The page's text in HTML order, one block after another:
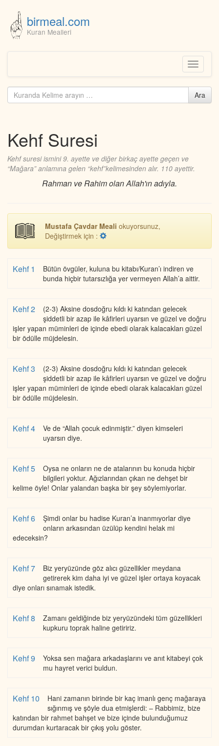
birmeal.com
Kuran Mealleri
Toggle
Kuranda
ara...
Ara
Kehf Suresi
Kehf suresi ismini 9. ayette ve diğer birkaç ayette geçen ve
“Mağara” anlamına gelen “kehf”kelimesinden alır. 110 ayettir.
Rahman ve Rahim olan Allah'ın adıyla.
Mustafa Çavdar Meali okuyorsunuz,
Değiştirmek için :
Kehf 1
Bütün övgüler, kuluna bu kitabı/Kuran’ı indiren ve
bunda hiçbir tutarsızlığa yer vermeyen Allah’a aittir.
Kehf 2
(2-3) Aksine dosdoğru kıldı ki katından gelecek
şiddetli bir azap ile kâfirleri uyarsın ve güzel ve doğru
işler yapan müminleri de içinde ebedi olarak kalacakları güzel
bir ödülle müjdelesin.
Kehf 3
(2-3) Aksine dosdoğru kıldı ki katından gelecek
şiddetli bir azap ile kâfirleri uyarsın ve güzel ve doğru
işler yapan müminleri de içinde ebedi olarak kalacakları güzel
bir ödülle müjdelesin.
Kehf 4
Ve de “Allah çocuk edinmiştir.” diyen kimseleri
uyarsın diye.
Kehf 5
Oysa ne onların ne de atalarının bu konuda hiçbir
bilgileri yoktur. Ağızlarından çıkan ne dehşet bir
kelime öyle! Onlar yalandan başka bir şey söylemiyorlar.
Kehf 6
Şimdi onlar bu hadise Kuran’a inanmıyorlar diye
onların arkasından üzülüp kendini helak mi
edeceksin?
Kehf 7
Biz yeryüzünde göz alıcı güzellikler meydana
getirerek kim daha iyi ve güzel işler ortaya koyacak
diye onları sınamak istedik.
Kehf 8
Zamanı geldiğinde biz yeryüzündeki tüm güzellikleri
kupkuru toprak haline getiririz.
Kehf 9
Yoksa sen mağara arkadaşlarını ve anıt kitabeyi çok
mu hayret verici buldun.
Kehf 10
Hani zamanın birinde bir kaç imanlı genç mağaraya
sığınmış ve şöyle dua etmişlerdi: – Rabbimiz, bize
katından bir rahmet bahşet ve bize içinde bulunduğumuz
durumdan kurtaracak bir çıkış yolu göster.